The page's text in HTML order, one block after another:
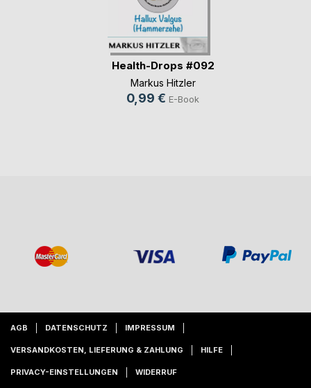
Health-Drops #092
Markus Hitzler
0,99 € E-Book
AGB DATENSCHUTZ IMPRESSUM
VERSANDKOSTEN, LIEFERUNG & ZAHLUNG HILFE
PRIVACY-EINSTELLUNGEN WIDERRUF